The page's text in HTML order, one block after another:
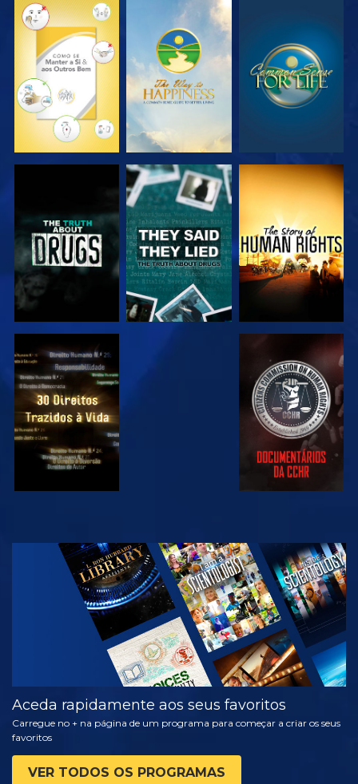
VER VER VER
VER VER
VER VER
VER
EXPLORAR A
SÉRIE
Aceda rapidamente aos seus favoritos
Carregue no + na página de um programa para começar a criar os seus
favoritos
VER TODOS OS PROGRAMAS